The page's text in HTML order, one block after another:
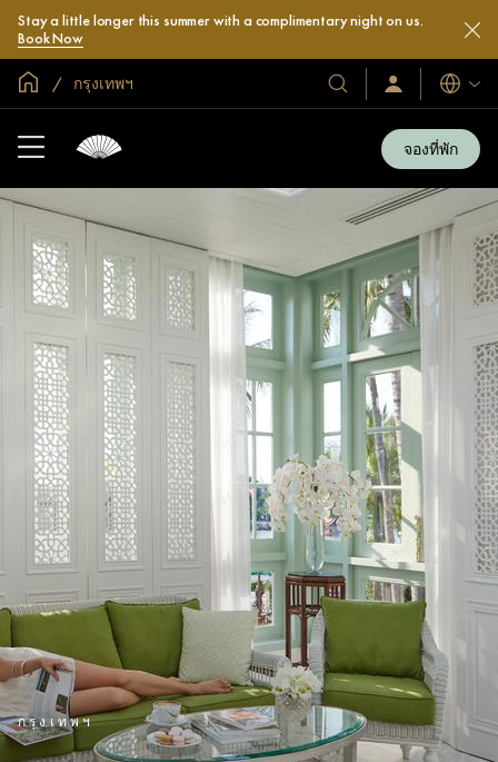
Stay a little longer this summer with a complimentary night on us.
Book Now
หน้าหลักทั่วโลก
กรุงเทพฯ
โรงแรม
และ
ลงชื่อ
เข้า
/
สมัคร
เข้า
เลย
ภาษา
จองที่พัก
กรุงเทพฯ